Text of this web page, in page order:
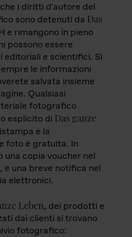
i diritti d'autore del
sono detenuti da Das
e rimangono in pieno
possono essere
editoriali e scientifici. Si
le informazioni
salvata insieme
Qualsiasi
fotografico
esplicito di Das ganze
e la
foto è gratuita. In
una copia voucher nel
e una breve notifica nel
elettronici.
Leben, dei prodotti e
dai clienti si trovano
fotografico: